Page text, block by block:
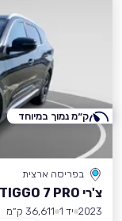
בפריסה ארצית
צ'רי TIGGO 7 PRO
2023 יד 1
36,611 ק״מ
ק״מ נמוך במיוחד